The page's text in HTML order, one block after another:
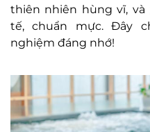
thiên nhiên hùng vĩ,
tế, chuẩn mực. Đây
nghiệm đáng nhớ!